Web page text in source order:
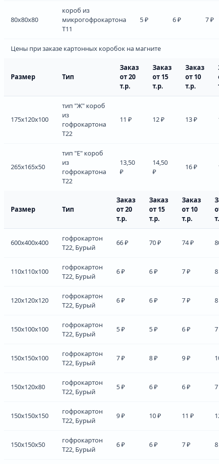
80x80x80
короб из
микрогофрокартона
Т11
5 ₽ 6 ₽ 7 ₽
Цены при заказе картонных коробок на магните
Размер Тип
Заказ
от 20
т.р.
Заказ
от 15
т.р.
Заказ
от 10
т.р.
175x120x100
тип "Ж" короб
из
гофрокартона
Т22
11 ₽ 12 ₽ 13 ₽
265x165x50
тип "Е" короб
из
гофрокартона
Т22
13,50
₽
14,50
₽
16 ₽
Размер Тип
Заказ
от 20
т.р.
Заказ
от 15
т.р.
Заказ
от 10
т.р.
600x400x400
гофрокартон
Т22, Бурый
66 ₽ 70 ₽ 74 ₽
110x110x100
гофрокартон
Т22, Бурый
6 ₽ 6 ₽ 7 ₽
120x120x120
гофрокартон
Т22, Бурый
6 ₽ 6 ₽ 7 ₽
150x100x100
гофрокартон
Т22, Бурый
5 ₽ 5 ₽ 6 ₽
150x150x100
гофрокартон
Т22, Бурый
7 ₽ 8 ₽ 9 ₽
150x120x80
гофрокартон
Т22, Бурый
5 ₽ 6 ₽ 6 ₽
150x150x150
гофрокартон
Т22, Бурый
9 ₽ 10 ₽ 11 ₽
150x150x50
гофрокартон
Т22, Бурый
6 ₽ 6 ₽ 7 ₽